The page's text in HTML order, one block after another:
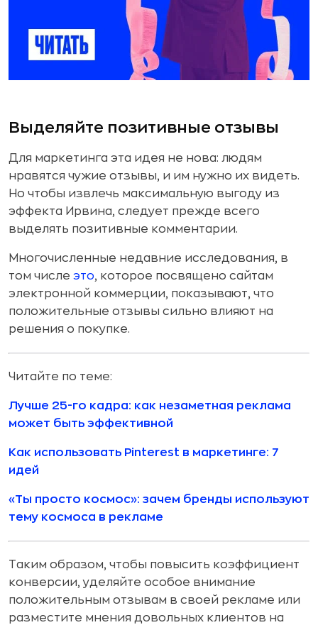
Выделяйте позитивные отзывы
Для маркетинга эта идея не нова: людям
нравятся чужие отзывы, и им нужно их видеть.
Но чтобы извлечь максимальную выгоду из
эффекта Ирвина, следует прежде всего
выделять позитивные комментарии.
Многочисленные недавние исследования, в
том числе это, которое посвящено сайтам
электронной коммерции, показывают, что
положительные отзывы сильно влияют на
решения о покупке.
Читайте по теме:
Лучше 25-го кадра: как незаметная реклама
может быть эффективной
Как использовать Pinterest в маркетинге: 7
идей
«Ты просто космос»: зачем бренды используют
тему космоса в рекламе
Таким образом, чтобы повысить коэффициент
конверсии, уделяйте особое внимание
положительным отзывам в своей рекламе или
разместите мнения довольных клиентов на